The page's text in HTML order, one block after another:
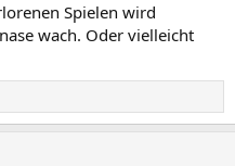
Spielen wird
wach. Oder vielleicht